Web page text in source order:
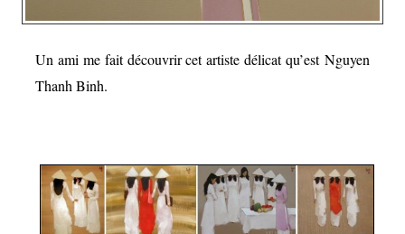
Un ami me fait découvrir cet artiste délicat qu’est Nguyen
Thanh Binh.